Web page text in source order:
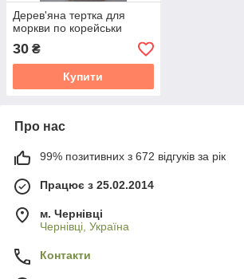
Дерев'яна тертка для
моркви по корейськи
30 ₴
Купити
Про нас
99% позитивних з 672 відгуків за рік
Працює з 25.02.2014
м. Чернівці
Чернівці, Україна
Контакти